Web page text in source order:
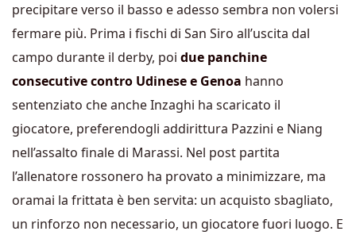
precipitare verso il basso e adesso sembra non volersi
fermare più. Prima i fischi di San Siro all’uscita dal
campo durante il derby, poi due panchine
consecutive contro Udinese e Genoa hanno
sentenziato che anche Inzaghi ha scaricato il
giocatore, preferendogli addirittura Pazzini e Niang
nell’assalto finale di Marassi. Nel post partita
l’allenatore rossonero ha provato a minimizzare, ma
oramai la frittata è ben servita: un acquisto sbagliato,
un rinforzo non necessario, un giocatore fuori luogo. E